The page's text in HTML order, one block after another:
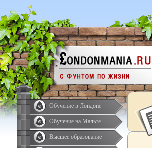
Обучение в Лондоне
Обучение на Мальте
Высшее образование